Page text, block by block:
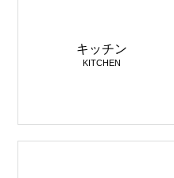
キッチン
KITCHEN